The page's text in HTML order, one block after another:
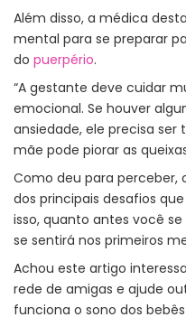
Além disso, a médica
mental para se preparar
do puerpério.
“A gestante deve cuidar
emocional. Se houver
ansiedade, ele precisa ser
mãe pode piorar as
Como deu para perceber,
dos principais desafios
isso, quanto antes você
se sentirá nos primeiros
Achou este artigo
rede de amigas e ajude
funciona o sono dos